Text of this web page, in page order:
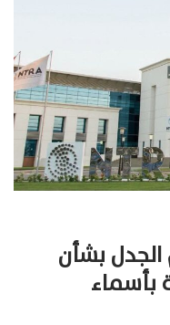
بشأن